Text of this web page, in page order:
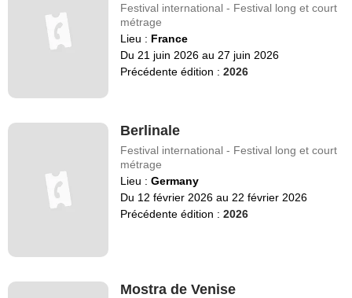
Festival international - Festival long et court
métrage
Lieu : France
Du 21 juin 2026 au 27 juin 2026
Précédente édition :2026
Berlinale
Festival international - Festival long et court
métrage
Lieu :Germany
Du 12 février 2026 au 22 février 2026
Précédente édition :2026
Mostra de Venise